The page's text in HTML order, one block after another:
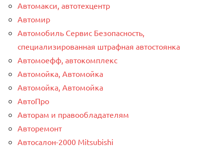
Автомакси, автотехцентр
Автомир
Автомобиль Сервис Безопасность,
специализированная штрафная автостоянка
Автомоефф, автокомплекс
Автомойка, Автомойка
Автомойка, Автомойка
АвтоПро
Авторам и правообладателям
Авторемонт
Автосалон-2000 Mitsubishi